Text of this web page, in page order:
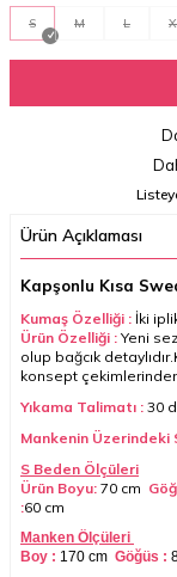
S M L
Ürün Açıklaması
Kapşonlu Kısa
Kumaş Özelliği : İki
Ürün Özelliği : Yeni
olup bağcık
konsept çekimlerinden
Yıkama Talimatı : 30
Mankenin Üzerindeki
S Beden Ölçüleri
Ürün Boyu: 70 cm
:60 cm
Manken Ölçüleri
Boy : 170 cm Göğüs :